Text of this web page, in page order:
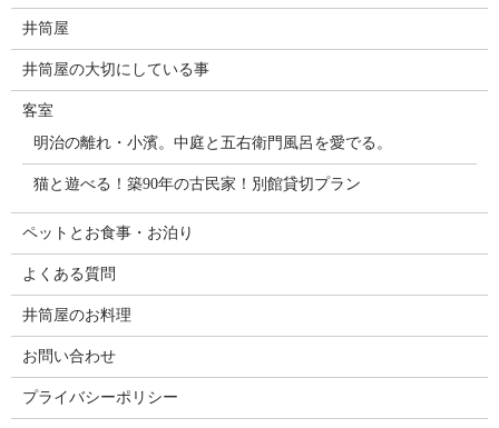
井筒屋
井筒屋の大切にしている事
客室
明治の離れ・小濱。中庭と五右衛門風呂を愛でる。
猫と遊べる！築90年の古民家！別館貸切プラン
ペットとお食事・お泊り
よくある質問
井筒屋のお料理
お問い合わせ
プライバシーポリシー